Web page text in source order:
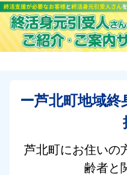
ー芦北町地域
芦北町にお住いの
齢者と